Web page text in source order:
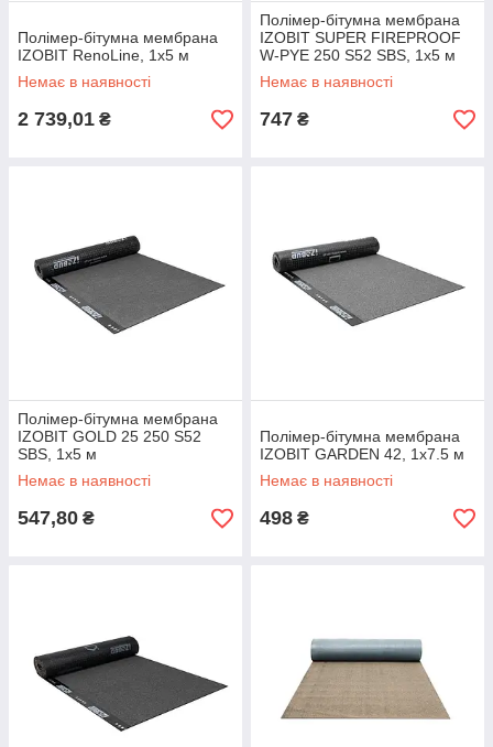
Полімер-бітумна мембрана
IZOBIT RenoLine, 1х5 м
Немає в наявності
2 739,01 ₴
Полімер-бітумна мембрана
IZOBIT SUPER FIREPROOF
W-PYE 250 S52 SBS, 1х5 м
Немає в наявності
747 ₴
Полімер-бітумна мембрана
IZOBIT GOLD 25 250 S52
SBS, 1х5 м
Немає в наявності
547,80 ₴
Полімер-бітумна мембрана
IZOBIT GARDEN 42, 1х7.5 м
Немає в наявності
498 ₴